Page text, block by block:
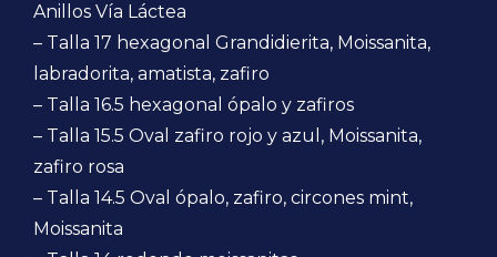
Anillos Vía Láctea
– Talla 17 hexagonal Grandidierita, Moissanita,
labradorita, amatista, zafiro
– Talla 16.5 hexagonal ópalo y zafiros
– Talla 15.5 Oval zafiro rojo y azul, Moissanita,
zafiro rosa
– Talla 14.5 Oval ópalo, zafiro, circones mint,
Moissanita